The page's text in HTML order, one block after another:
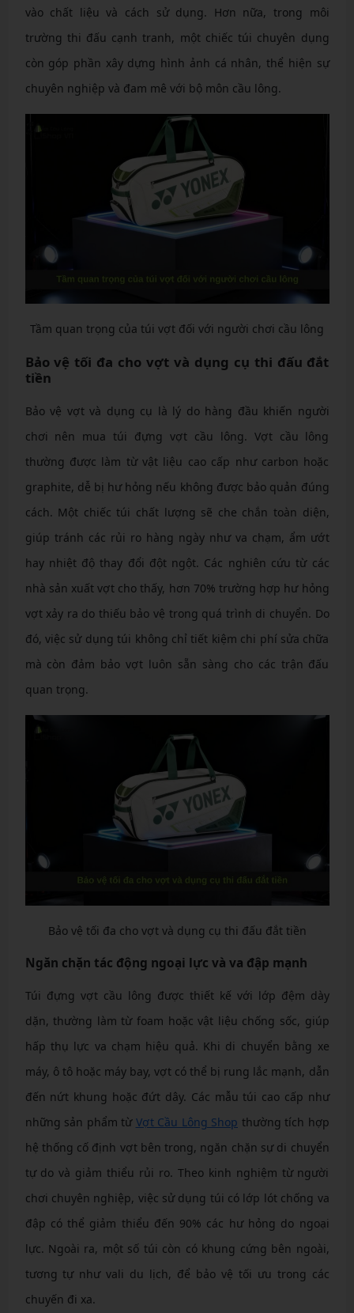
vào chất liệu và cách sử dụng. Hơn nữa, trong môi
trường thi đấu cạnh tranh, một chiếc túi chuyên dụng
còn góp phần xây dựng hình ảnh cá nhân, thể hiện sự
chuyên nghiệp và đam mê với bộ môn cầu lông.
Tầm quan trọng của túi vợt đối với người chơi cầu lông
Bảo vệ tối đa cho vợt và dụng cụ thi đấu đắt
tiền
Bảo vệ vợt và dụng cụ là lý do hàng đầu khiến người
chơi nên mua túi đựng vợt cầu lông. Vợt cầu lông
thường được làm từ vật liệu cao cấp như carbon hoặc
graphite, dễ bị hư hỏng nếu không được bảo quản đúng
cách. Một chiếc túi chất lượng sẽ che chắn toàn diện,
giúp tránh các rủi ro hàng ngày như va chạm, ẩm ướt
hay nhiệt độ thay đổi đột ngột. Các nghiên cứu từ các
nhà sản xuất vợt cho thấy, hơn 70% trường hợp hư hỏng
vợt xảy ra do thiếu bảo vệ trong quá trình di chuyển. Do
đó, việc sử dụng túi không chỉ tiết kiệm chi phí sửa chữa
mà còn đảm bảo vợt luôn sẵn sàng cho các trận đấu
quan trọng.
Bảo vệ tối đa cho vợt và dụng cụ thi đấu đắt tiền
Ngăn chặn tác động ngoại lực và va đập mạnh
Túi đựng vợt cầu lông được thiết kế với lớp đệm dày
dặn, thường làm từ foam hoặc vật liệu chống sốc, giúp
hấp thụ lực va chạm hiệu quả. Khi di chuyển bằng xe
máy, ô tô hoặc máy bay, vợt có thể bị rung lắc mạnh, dẫn
đến nứt khung hoặc đứt dây. Các mẫu túi cao cấp như
những sản phẩm từ Vợt Cầu Lông Shop thường tích hợp
hệ thống cố định vợt bên trong, ngăn chặn sự di chuyển
tự do và giảm thiểu rủi ro. Theo kinh nghiệm từ người
chơi chuyên nghiệp, việc sử dụng túi có lớp lót chống va
đập có thể giảm thiểu đến 90% các hư hỏng do ngoại
lực. Ngoài ra, một số túi còn có khung cứng bên ngoài,
tương tự như vali du lịch, để bảo vệ tối ưu trong các
chuyến đi xa.